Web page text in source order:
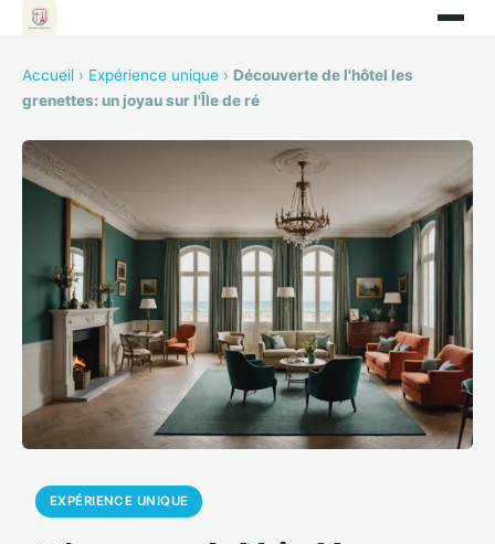
Accueil › Expérience unique › Découverte de l'hôtel les
grenettes: un joyau sur l'Île de ré
EXPÉRIENCE UNIQUE